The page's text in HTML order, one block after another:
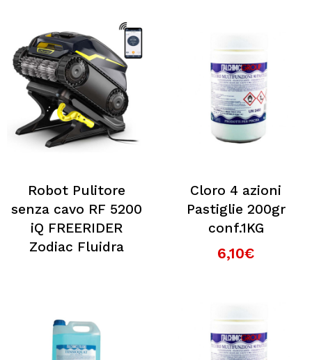
Robot Pulitore
senza cavo RF 5200
iQ FREERIDER
Zodiac Fluidra
Cloro 4 azioni
Pastiglie 200gr
conf.1KG
6,10€